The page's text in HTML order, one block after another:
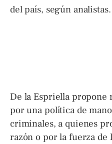
del país, según analistas.
De la Espriella propone
por una política de
criminales, a quienes
razón o por la fuerza de